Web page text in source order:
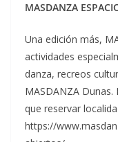
MASDANZA
Una edición más,
actividades
danza, recreos
MASDANZA
que reservar
https://